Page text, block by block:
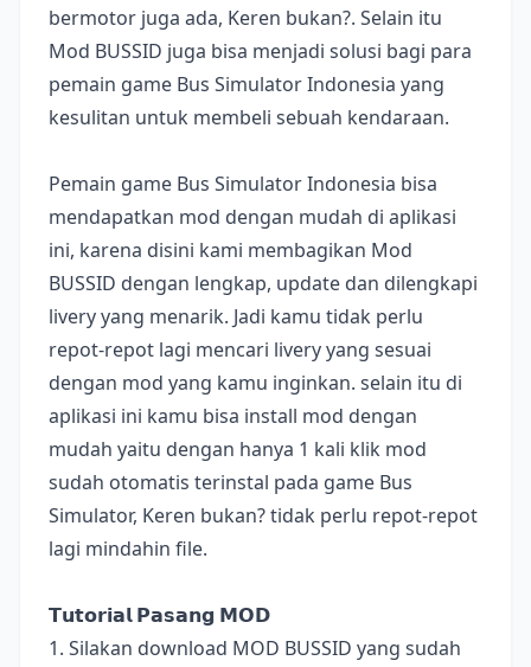
bermotor juga ada, Keren bukan?. Selain itu
Mod BUSSID juga bisa menjadi solusi bagi para
pemain game Bus Simulator Indonesia yang
kesulitan untuk membeli sebuah kendaraan.
Pemain game Bus Simulator Indonesia bisa
mendapatkan mod dengan mudah di aplikasi
ini, karena disini kami membagikan Mod
BUSSID dengan lengkap, update dan dilengkapi
livery yang menarik. Jadi kamu tidak perlu
repot-repot lagi mencari livery yang sesuai
dengan mod yang kamu inginkan. selain itu di
aplikasi ini kamu bisa install mod dengan
mudah yaitu dengan hanya 1 kali klik mod
sudah otomatis terinstal pada game Bus
Simulator, Keren bukan? tidak perlu repot-repot
lagi mindahin file.
𝗧𝘂𝘁𝗼𝗿𝗶𝗮𝗹 𝗣𝗮𝘀𝗮𝗻𝗴 𝗠𝗢𝗗
1. Silakan download MOD BUSSID yang sudah